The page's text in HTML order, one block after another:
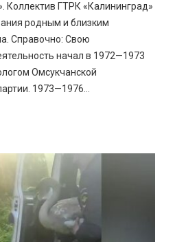
Коллектив ГТРК «Калининград»
родным и близким
Справочно: Свою
начал в 1972—1973
Омсукчанской
1973—1976...